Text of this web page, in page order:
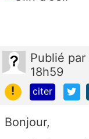
Publié par
18h59
!
citer
Bonjour,